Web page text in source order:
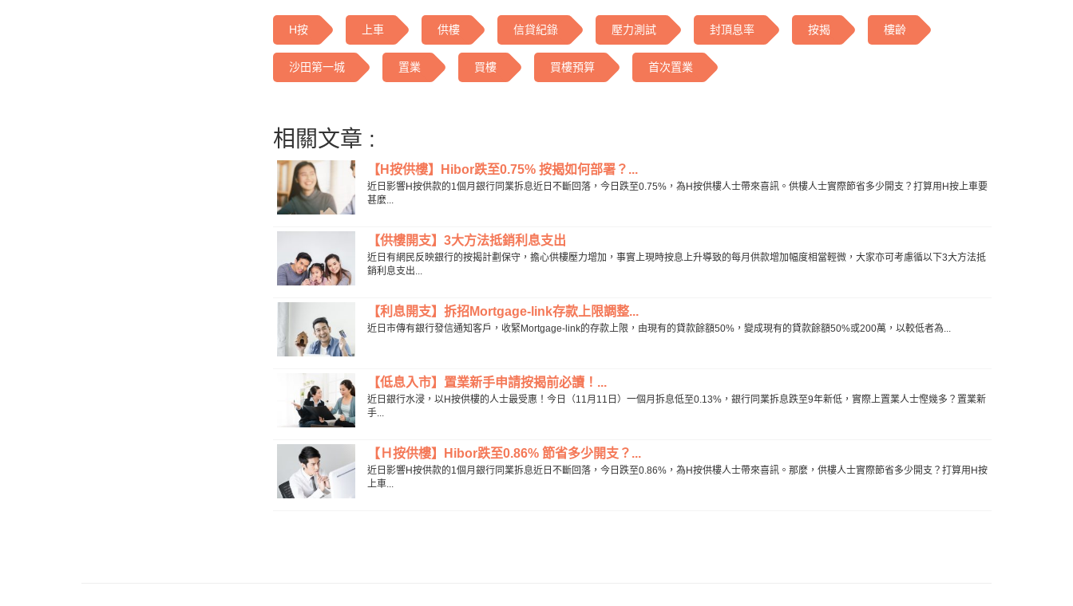
H按 上車 供樓 信貸紀錄 壓力測試 封頂息率 按揭 樓齡
沙田第一城 置業 買樓 買樓預算 首次置業
相關文章 :
【H按供樓】Hibor跌至0.75% 按揭如何部署？...
近日影響H按供款的1個月銀行同業拆息近日不斷回落，今日跌至0.75%，為H按供樓人士帶來喜訊。供樓人士實際節省多少開支？打算用H按上車要
甚麼...
【供樓開支】3大方法抵銷利息支出
近日有網民反映銀行的按揭計劃保守，擔心供樓壓力增加，事實上現時按息上升導致的每月供款增加幅度相當輕微，大家亦可考慮循以下3大方法抵
銷利息支出...
【利息開支】拆招Mortgage-link存款上限調整...
近日市傳有銀行發信通知客戶，收緊Mortgage-link的存款上限，由現有的貸款餘額50%，變成現有的貸款餘額50%或200萬，以較低者為...
【低息入市】置業新手申請按揭前必讀！...
近日銀行水浸，以H按供樓的人士最受惠！今日（11月11日）一個月拆息低至0.13%，銀行同業拆息跌至9年新低，實際上置業人士慳幾多？置業新
手...
【Ｈ按供樓】Hibor跌至0.86% 節省多少開支？...
近日影響H按供款的1個月銀行同業拆息近日不斷回落，今日跌至0.86%，為H按供樓人士帶來喜訊。那麼，供樓人士實際節省多少開支？打算用H按
上車...